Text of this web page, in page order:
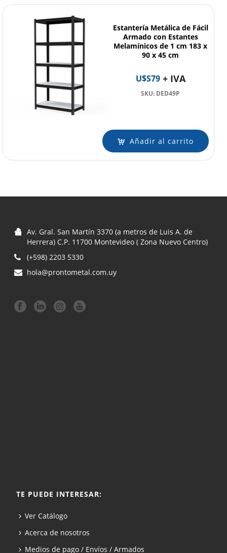
Estantería Metálica de Fácil
Armado con Estantes
Melamínicos de 1 cm 183 x
90 x 45 cm
U$S79+ IVA
SKU: DED49P
Añadir al carrito
Av. Gral. San Martín 3370 (a metros de Luis A. de
Herrera) C.P. 11700 Montevideo ( Zona Nuevo Centro)
(+598) 2203 5330
hola@prontometal.com.uy
TE PUEDE INTERESAR:
Ver Catálogo
Acerca de nosotros
Medios de pago / Envíos / Armados